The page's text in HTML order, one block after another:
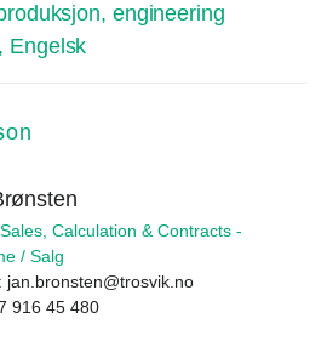
engineering
Engelsk
Calculation & Contracts -
/ Salg
jan.bronsten@trosvik.no
916 45 480